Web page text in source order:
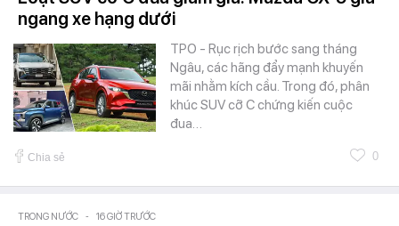
ngang xe hạng dưới
TPO - Rục rịch bước sang tháng
Ngâu, các hãng đẩy mạnh khuyến
mãi nhằm kích cầu. Trong đó, phân
khúc SUV cỡ C chứng kiến cuộc
đua…
Chia sẻ 0
TRONG NƯỚC - 16 GIỜ TRƯỚC